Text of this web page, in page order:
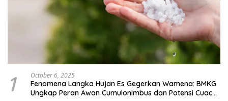
1 October 6, 2025
Fenomena Langka Hujan Es Gegerkan Wamena: BMKG
Ungkap Peran Awan Cumulonimbus dan Potensi Cuaca